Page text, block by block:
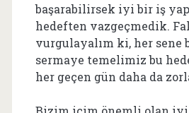
başarabilirsek iyi bir iş
hedeften vazgeçmedik.
vurgulayalım ki, her sene
sermaye temelimiz bu
her geçen gün daha da